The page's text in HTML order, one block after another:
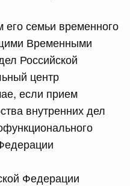
семьи временного
Временными
Российской
центр
если прием
внутренних дел
Федерации